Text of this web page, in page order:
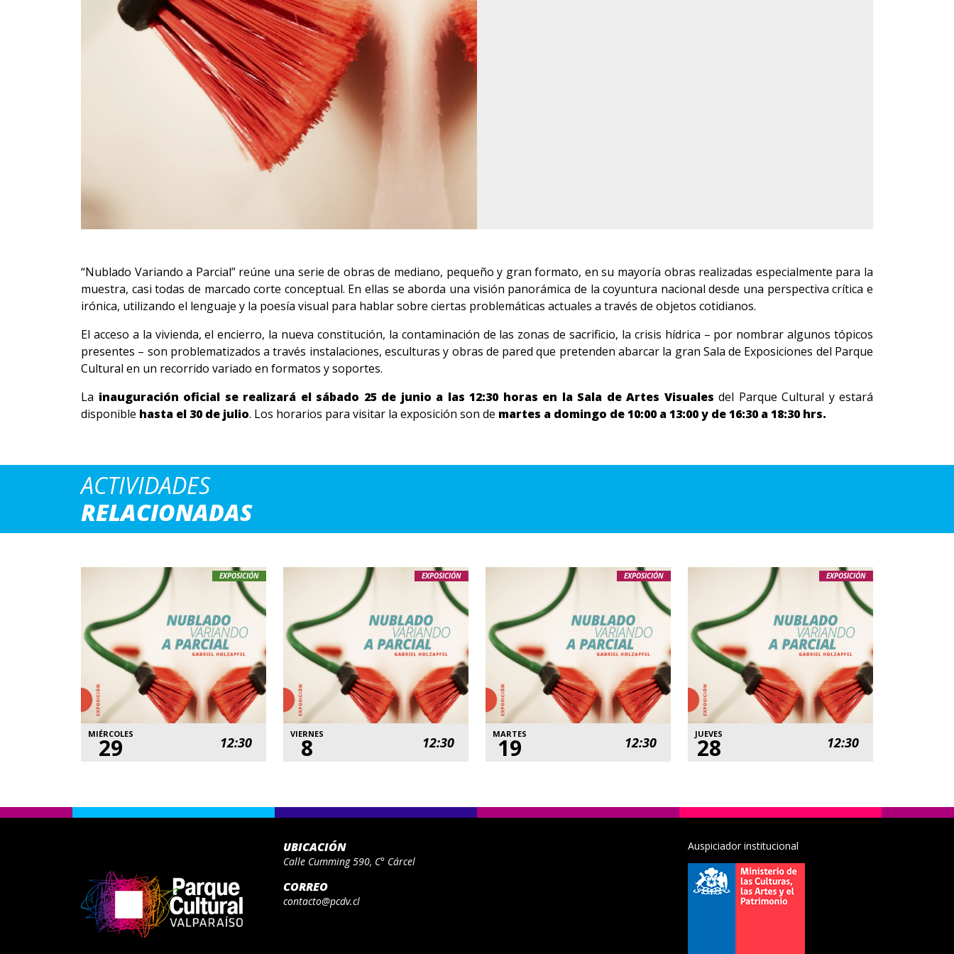
“Nublado Variando a Parcial” reúne una serie de obras de mediano, pequeño y gran formato, en su mayoría obras realizadas especialmente para la
muestra, casi todas de marcado corte conceptual. En ellas se aborda una visión panorámica de la coyuntura nacional desde una perspectiva crítica e
irónica, utilizando el lenguaje y la poesía visual para hablar sobre ciertas problemáticas actuales a través de objetos cotidianos.
El acceso a la vivienda, el encierro, la nueva constitución, la contaminación de las zonas de sacrificio, la crisis hídrica – por nombrar algunos tópicos
presentes – son problematizados a través instalaciones, esculturas y obras de pared que pretenden abarcar la gran Sala de Exposiciones del Parque
Cultural en un recorrido variado en formatos y soportes.
La inauguración oficial se realizará el sábado 25 de junio a las 12:30 horas en la Sala de Artes Visuales del Parque Cultural y estará
disponible hasta el 30 de julio. Los horarios para visitar la exposición son de martes a domingo de 10:00 a 13:00 y de 16:30 a 18:30 hrs.
ACTIVIDADES
RELACIONADAS
EXPOSICIÓN
MIÉRCOLES
29 12:30
EXPOSICIÓN
VIERNES
8 12:30
EXPOSICIÓN
MARTES
19 12:30
EXPOSICIÓN
JUEVES
28 12:30
UBICACIÓN
Calle Cumming 590, C° Cárcel
CORREO
contacto@pcdv.cl
Auspiciador institucional